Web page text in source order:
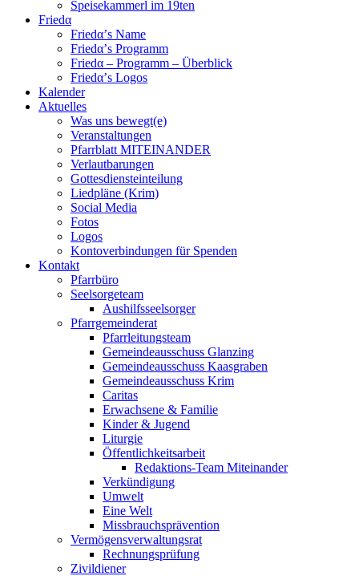
Speisekammerl im 19ten
Friedα
Friedα’s Name
Friedα’s Programm
Friedα – Programm – Überblick
Friedα’s Logos
Kalender
Aktuelles
Was uns bewegt(e)
Veranstaltungen
Pfarrblatt MITEINANDER
Verlautbarungen
Gottesdiensteinteilung
Liedpläne (Krim)
Social Media
Fotos
Logos
Kontoverbindungen für Spenden
Kontakt
Pfarrbüro
Seelsorgeteam
Aushilfsseelsorger
Pfarrgemeinderat
Pfarrleitungsteam
Gemeindeausschuss Glanzing
Gemeindeausschuss Kaasgraben
Gemeindeausschuss Krim
Caritas
Erwachsene & Familie
Kinder & Jugend
Liturgie
Öffentlichkeitsarbeit
Redaktions-Team Miteinander
Verkündigung
Umwelt
Eine Welt
Missbrauchsprävention
Vermögensverwaltungsrat
Rechnungsprüfung
Zivildiener